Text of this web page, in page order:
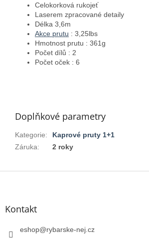
Celokorková rukojeť
Laserem zpracované detaily
Délka 3,6m
Akce prutu : 3,25lbs
Hmotnost prutu : 361g
Počet dílů : 2
Počet oček : 6
Doplňkové parametry
Kategorie:
Kaprové pruty 1+1
Záruka: 2 roky
Z
Kontakt
eshop@rybarske-nej.cz